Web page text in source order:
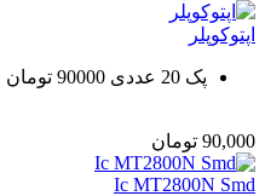
اپتوکوپلر
پک 20 عددی 90000 تومان
90,000 تومان
Ic MT2800N Smd